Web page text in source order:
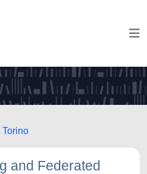
and Federated